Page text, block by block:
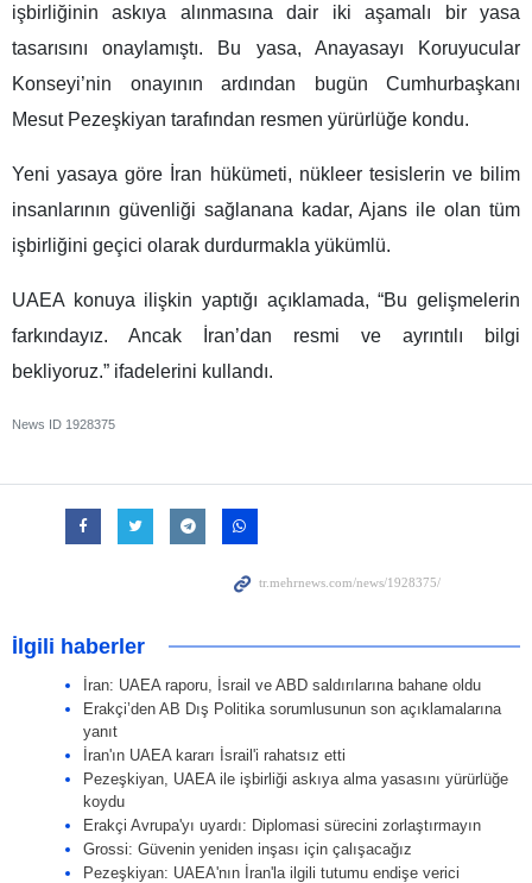
işbirliğinin askıya alınmasına dair iki aşamalı bir yasa
tasarısını onaylamıştı. Bu yasa, Anayasayı Koruyucular
Konseyi’nin onayının ardından bugün Cumhurbaşkanı
Mesut Pezeşkiyan tarafından resmen yürürlüğe kondu.
Yeni yasaya göre İran hükümeti, nükleer tesislerin ve bilim
insanlarının güvenliği sağlanana kadar, Ajans ile olan tüm
işbirliğini geçici olarak durdurmakla yükümlü.
UAEA konuya ilişkin yaptığı açıklamada, “Bu gelişmelerin
farkındayız. Ancak İran’dan resmi ve ayrıntılı bilgi
bekliyoruz.” ifadelerini kullandı.
News ID 1928375
İlgili haberler
İran: UAEA raporu, İsrail ve ABD saldırılarına bahane oldu
Erakçi’den AB Dış Politika sorumlusunun son açıklamalarına
yanıt
İran'ın UAEA kararı İsrail'i rahatsız etti
Pezeşkiyan, UAEA ile işbirliği askıya alma yasasını yürürlüğe
koydu
Erakçi Avrupa'yı uyardı: Diplomasi sürecini zorlaştırmayın
Grossi: Güvenin yeniden inşası için çalışacağız
Pezeşkiyan: UAEA'nın İran'la ilgili tutumu endişe verici